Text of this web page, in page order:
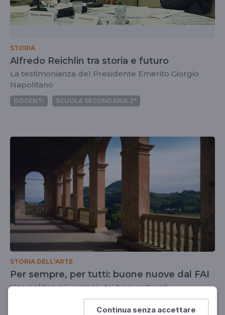
Continua senza accettare
STORIA
Alfredo Reichlin tra storia e futuro
La testimonianza del Presidente Emerito Giorgio
Napolitano
DOCENTI SCUOLA SECONDARIA 2°
STORIA DELL'ARTE
Per sempre, per tutti: buone nuove dal FAI
Una politica più umana dei beni culturali